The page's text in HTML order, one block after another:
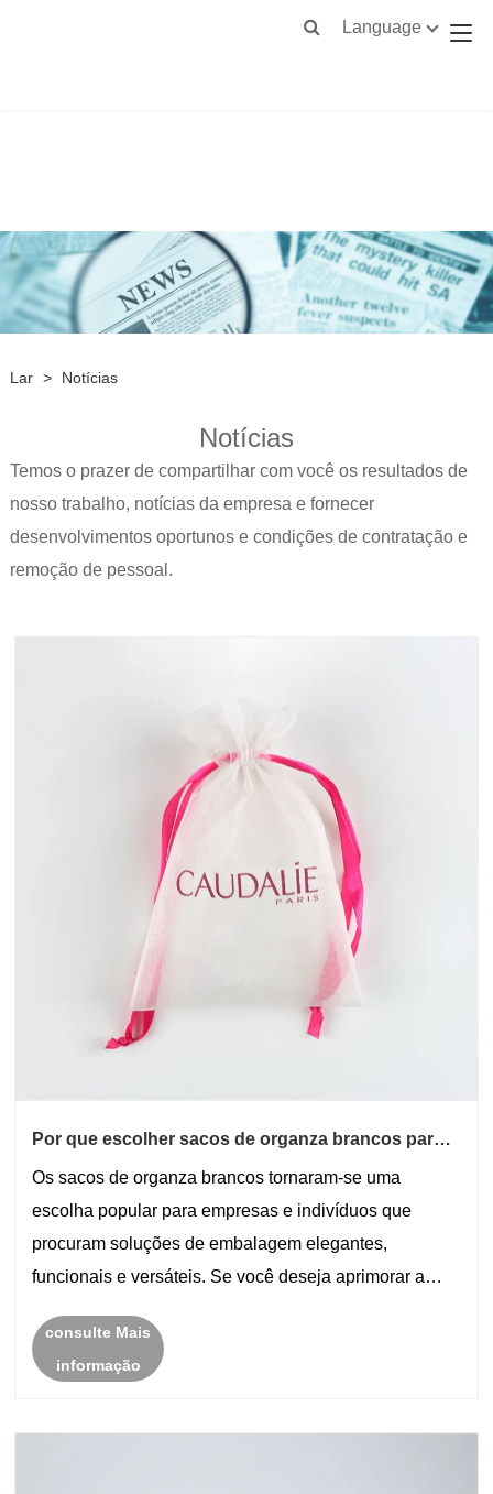
Language
Lar > Notícias
Notícias
Temos o prazer de compartilhar com você os resultados de
nosso trabalho, notícias da empresa e fornecer
desenvolvimentos oportunos e condições de contratação e
remoção de pessoal.
Por que escolher sacos de organza brancos para
Os sacos de organza brancos tornaram-se uma
escolha popular para empresas e indivíduos que
procuram soluções de embalagem elegantes,
funcionais e versáteis. Se você deseja aprimorar a
lembrancinhas, essas bolsas oferecem um toque
sofisticado que agrada......
consulte Mais
informação